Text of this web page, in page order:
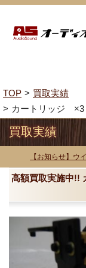
TOP
買取実績
カートリッジ
買取実績
【お知らせ】ウ
高額買取実施中